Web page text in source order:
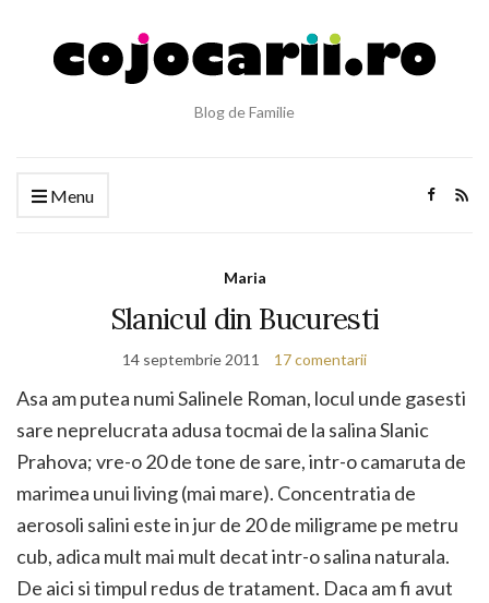
Blog de Familie
Menu
Maria
Slanicul din Bucuresti
14 septembrie 2011 17 comentarii
Asa am putea numi Salinele Roman, locul unde gasesti
sare neprelucrata adusa tocmai de la salina Slanic
Prahova; vre-o 20 de tone de sare, intr-o camaruta de
marimea unui living (mai mare). Concentratia de
aerosoli salini este in jur de 20 de miligrame pe metru
cub, adica mult mai mult decat intr-o salina naturala.
De aici si timpul redus de tratament. Daca am fi avut